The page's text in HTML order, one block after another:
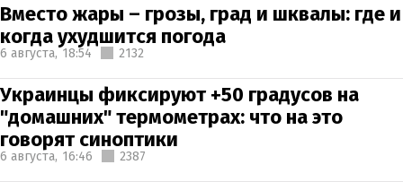
Вместо жары – грозы, град и шквалы: где и
когда ухудшится погода
6 августа, 18:54 2132
Украинцы фиксируют +50 градусов на
"домашних" термометрах: что на это
говорят синоптики
6 августа, 16:46 2387